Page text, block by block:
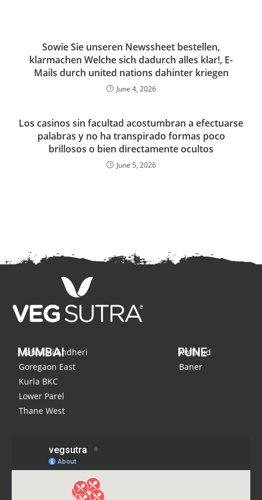
Sowie Sie unseren Newssheet bestellen,
klarmachen Welche sich dadurch alles klar!, E-
Mails durch united nations dahinter kriegen
June 4, 2026
Los casinos sin facultad acostumbran a efectuarse
palabras y no ha transpirado formas poco
brillosos o bien directamente ocultos
June 5, 2026
MUMBAI
Mahakali,Andheri
Goregaon East
Kurla BKC
Lower Parel
Thane West
PUNE
Kothrud
Baner